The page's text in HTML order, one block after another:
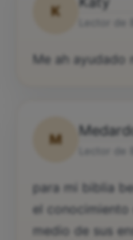
K
Me ah ayudado
M
para mi biblia
el conocimiento
medio de sus